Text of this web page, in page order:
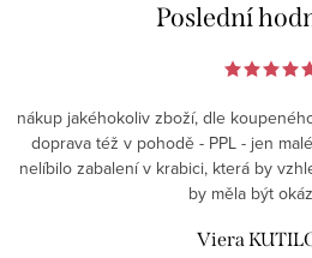
Poslední
nákup jakéhokoliv zboží, dle
doprava též v pohodě - PPL - jen
nelíbilo zabalení v krabici, která by
by měla být
Viera